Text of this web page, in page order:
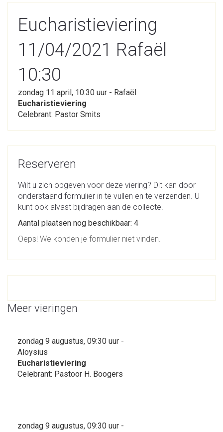
Eucharistieviering
11/04/2021 Rafaël
10:30
zondag 11 april, 10:30 uur - Rafaël
Eucharistieviering
Celebrant: Pastor Smits
Reserveren
Wilt u zich opgeven voor deze viering? Dit kan door
onderstaand formulier in te vullen en te verzenden. U
kunt ook alvast bijdragen aan de collecte.
Aantal plaatsen nog beschikbaar: 4
Oeps! We konden je formulier niet vinden.
Meer vieringen
zondag 9 augustus, 09:30 uur -
Aloysius
Eucharistieviering
Celebrant: Pastoor H. Boogers
zondag 9 augustus, 09:30 uur -